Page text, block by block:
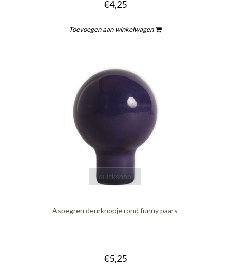
€4,25
Toevoegen aan winkelwagen
quickshop
Aspegren deurknopje rond funny paars
€5,25